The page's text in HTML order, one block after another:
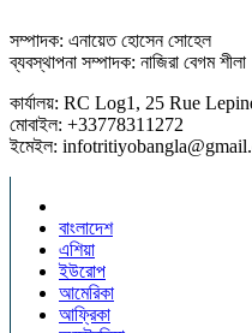
সম্পাদক: এনায়েত হোসেন সোহেল
ব্যবস্থাপনা সম্পাদক: নাজিরা বেগম শীলা
কার্যালয়: RC Log1, 25 Rue
মোবাইল: +33778311272
ইমেইল:
বাংলাদেশ
এশিয়া
ইউরোপ
আমেরিকা
আফ্রিকা